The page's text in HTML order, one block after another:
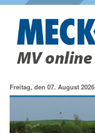
Freitag, den 07. August 2026